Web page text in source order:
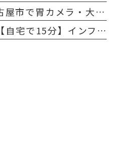
名古屋市で胃カメラ・大腸カメラなら 日曜診療・鎮静検査対応｜天白橋内科内視鏡クリニック
【自宅で15分】インフル＆コロナ 同時判定 医療用抗原キット 販売開始 ＠天白橋内科内視鏡クリニック